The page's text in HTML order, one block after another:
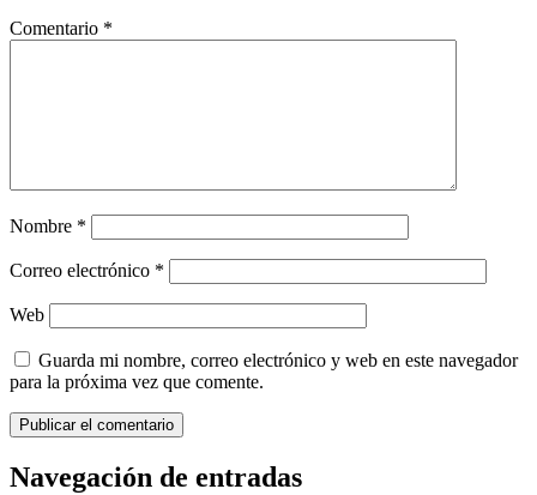
Comentario *
Nombre *
Correo electrónico *
Web
Guarda mi nombre, correo electrónico y web en este navegador
para la próxima vez que comente.
Navegación de entradas